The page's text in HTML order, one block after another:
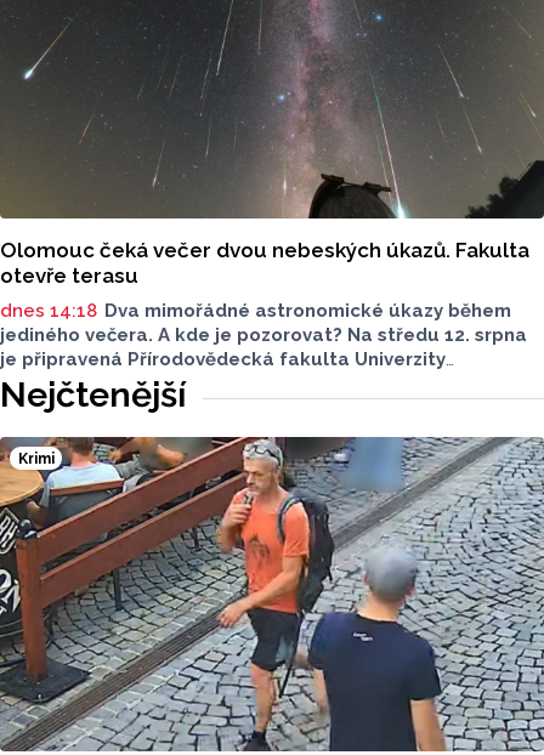
doplnil mluvčí.
Olomouc čeká večer dvou nebeských úkazů. Fakulta
otevře terasu
dnes 14:18 Dva mimořádné astronomické úkazy během
jediného večera. A kde je pozorovat? Na středu 12. srpna
je připravená Přírodovědecká fakulta Univerzity
Palackého i město Přerov. V Olomouci se otevře terasa,
v Přerově Hvězdárna. Na obou místech bude možné
pohlédnout na slunce speciální technikou.
Nejčtenější
Krimi